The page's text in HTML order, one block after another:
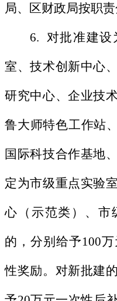
局、区财政局按职责
6. 对批准建设
室、技术创新中心
研究中心、企业技
鲁大师特色工作站
国际科技合作基地
定为市级重点实验
心（示范类）、市
的，分别给予100
性奖励。对新批建